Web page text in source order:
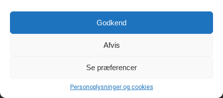
Godkend
Afvis
Se præferencer
Personoplysninger og cookies
Henrik Baumgarten